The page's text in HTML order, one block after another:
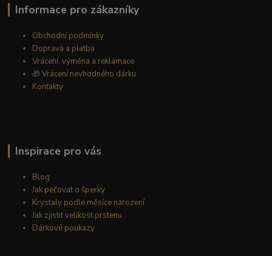
Informace pro zákazníky
Obchodní podmínky
Doprava a platba
Vrácení, výměna a reklamace
🎁Vrácení nevhodného dárku
Kontakty
Inspirace pro vás
Blog
Jak pečovat o šperky
Krystaly podle měsíce narození
Jak zjistit velikost prstenu
Dárkové poukazy